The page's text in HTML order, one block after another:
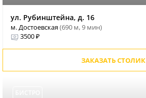
ул. Рубинштейна, д. 16
м. Достоевская(690 м, 9 мин)
3500 ₽
ЗАКАЗАТЬ СТОЛИК